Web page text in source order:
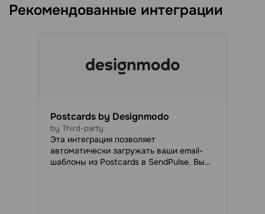
Рекомендованные интеграции
Postcards by Designmodo
by Third-party
Эта интеграция позволяет
автоматически загружать ваши email-
шаблоны из Postcards в SendPulse. Вы